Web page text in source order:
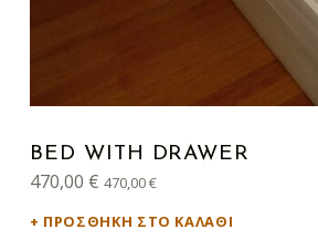
BED WITH DRAWER
470,00 € 470,00€
ΠΡΟΣΘΉΚΗ ΣΤΟ ΚΑΛΆΘΙ